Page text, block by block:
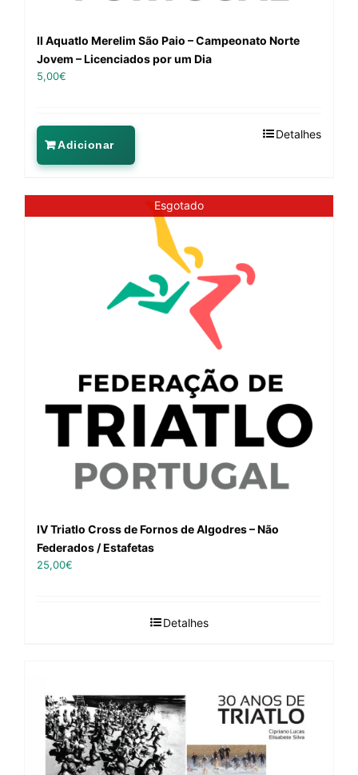
II Aquatlo Merelim São Paio – Campeonato Norte
Jovem – Licenciados por um Dia
5,00€
Adicionar
Detalhes
Esgotado
IV Triatlo Cross de Fornos de Algodres – Não
Federados / Estafetas
25,00€
Detalhes